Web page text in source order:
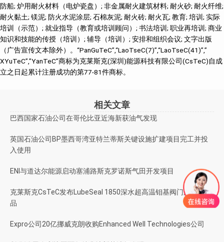
防船; 炉用耐火材料（电炉瓷盘）; 非金属耐火建筑材料; 耐火砂; 耐火纤维;
耐火黏土; 镁泥; 防火水泥涂层; 石棉灰泥; 耐火砖; 耐火瓦; 教育; 培训; 实际
培训（示范）; 就业指导（教育或培训顾问）; 书法培训; 职业再培训; 商业
知识和技能的传授（培训）; 辅导（培训）; 安排和组织会议; 文字出版
（广告宣传文本除外）。“PanGuTeC”,“LaoTseC(7)”,“LaoTseC(41)”,”
XYuTeC”,”YanTeC”商标为克莱斯克(深圳)能源科技有限公司(CsTeC)自成
立之日起累计注册成功的第77-81件商标。
相关文章
巴西国家石油公司在哥伦比亚近海新获油气发现
英国石油公司BP墨西哥湾亚特兰蒂斯关键设施扩建项目完工并投
入使用
ENI与道达尔能源启动塞浦路斯克罗诺斯气田开发项目
克莱斯克CsTeC发布LubeSeal 1850深水超高温钼基阀门润滑剂产
品
Expro公司20亿挪威克朗收购Enhanced Well Technologies公司